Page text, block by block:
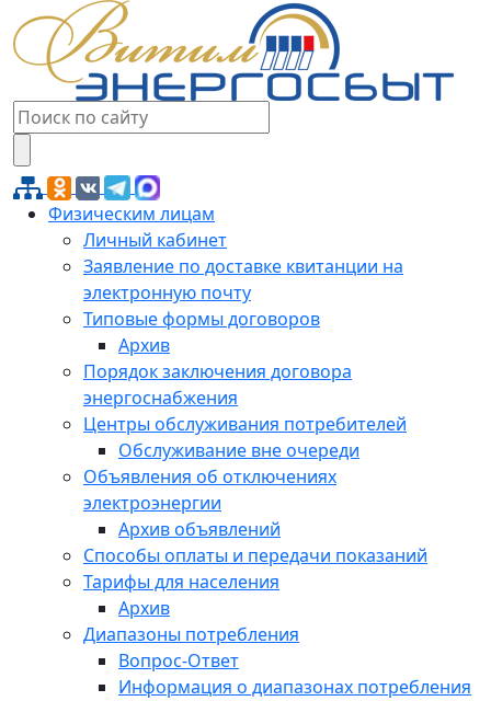
Физическим лицам
Личный кабинет
Заявление по доставке квитанции на
электронную почту
Типовые формы договоров
Архив
Порядок заключения договора
энергоснабжения
Центры обслуживания потребителей
Обслуживание вне очереди
Объявления об отключениях
электроэнергии
Архив объявлений
Способы оплаты и передачи показаний
Тарифы для населения
Архив
Диапазоны потребления
Вопрос-Ответ
Информация о диапазонах потребления